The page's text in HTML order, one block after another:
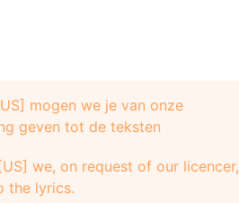
mogen we je van onze
geven tot de teksten
we, on request of our licencer,
the lyrics.